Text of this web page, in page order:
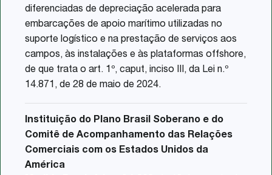
diferenciadas de depreciação acelerada para
embarcações de apoio marítimo utilizadas no
suporte logístico e na prestação de serviços aos
campos, às instalações e às plataformas offshore,
de que trata o art. 1º, caput, inciso III, da Lei n.º
14.871, de 28 de maio de 2024.
Instituição do Plano Brasil Soberano e do
Comitê de Acompanhamento das Relações
Comerciais com os Estados Unidos da
América